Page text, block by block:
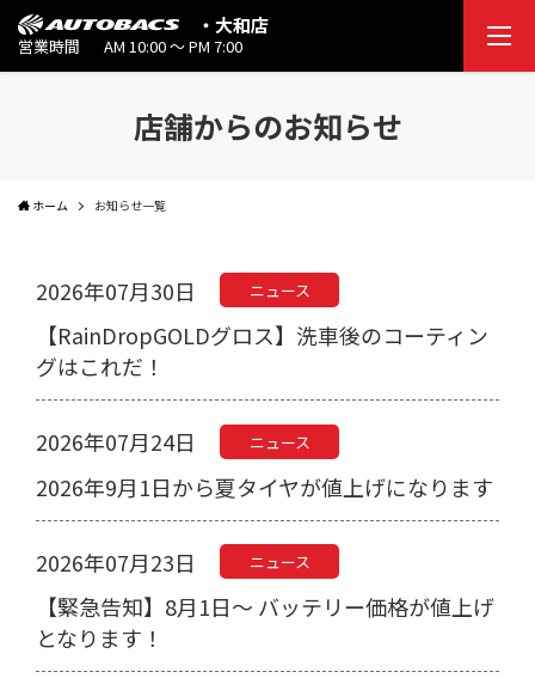
・大和店
営業時間 AM 10:00 ～ PM 7:00
店舗からのお知らせ
ホーム お知らせ一覧
2026年07月30日 ニュース
【RainDropGOLDグロス】洗車後のコーティン
グはこれだ！
2026年07月24日 ニュース
2026年9月1日から夏タイヤが値上げになります
2026年07月23日 ニュース
【緊急告知】8月1日～ バッテリー価格が値上げ
となります！